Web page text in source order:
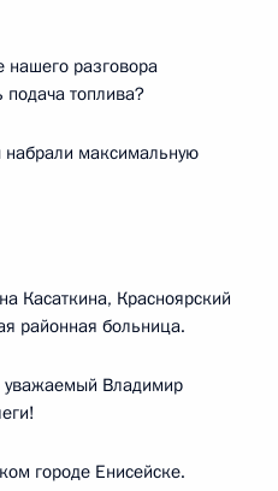
разговора
подача топлива?
набрали максимальную
Касаткина, Красноярский
районная больница.
Владимир
городе Енисейске.